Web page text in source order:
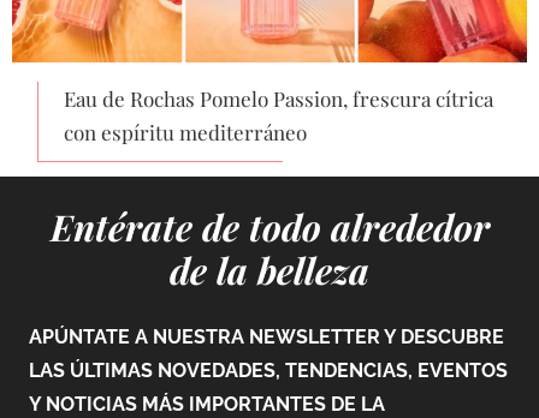
Eau de Rochas Pomelo Passion, frescura cítrica
con espíritu mediterráneo
Entérate de todo alrededor
de la belleza
APÚNTATE A NUESTRA NEWSLETTER Y DESCUBRE
LAS ÚLTIMAS NOVEDADES, TENDENCIAS, EVENTOS
Y NOTICIAS MÁS IMPORTANTES DE LA